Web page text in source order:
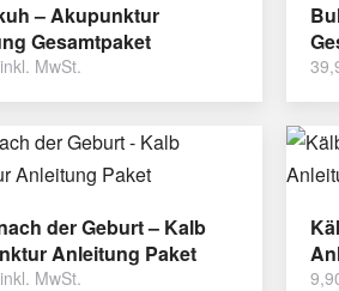
– Akupunktur
Gesamtpaket
inkl. MwSt.
der Geburt – Kalb
Anleitung Paket
inkl. MwSt.